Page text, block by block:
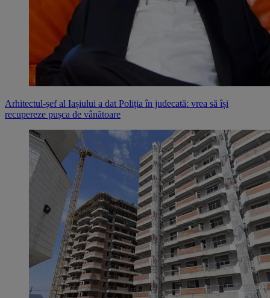
Arhitectul-șef al Iașiului a dat Poliția în judecată: vrea să își
recupereze pușca de vânătoare